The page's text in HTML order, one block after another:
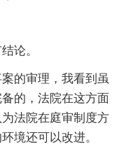
论。
的审理，我看到虽
的，法院在这方面
法院在庭审制度方
境还可以改进。